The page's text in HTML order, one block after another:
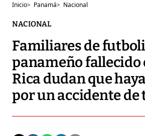
Inicio> Panamá> Nacional
NACIONAL
Familiares de
panameño fallecido
Rica dudan que
por un accidente